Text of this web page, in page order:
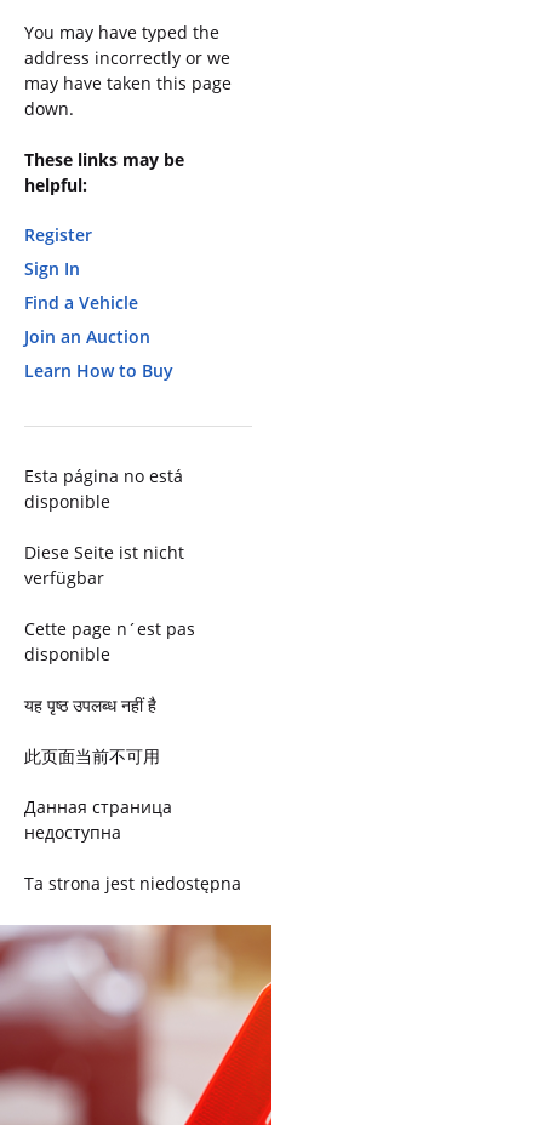
You may have typed the
address incorrectly or we
may have taken this page
down.
These links may be
helpful:
Register
Sign In
Find a Vehicle
Join an Auction
Learn How to Buy
Esta página no está
disponible
Diese Seite ist nicht
verfügbar
Cette page n´est pas
disponible
यह पृष्ठ उपलब्ध नहीं है
此页面当前不可用
Данная страница
недоступна
Ta strona jest niedostępna
Trang này không có
Esta página não está
disponível
このページは現在利用できま
せん